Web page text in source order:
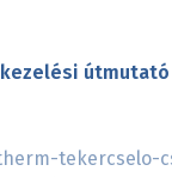
tekercselo-